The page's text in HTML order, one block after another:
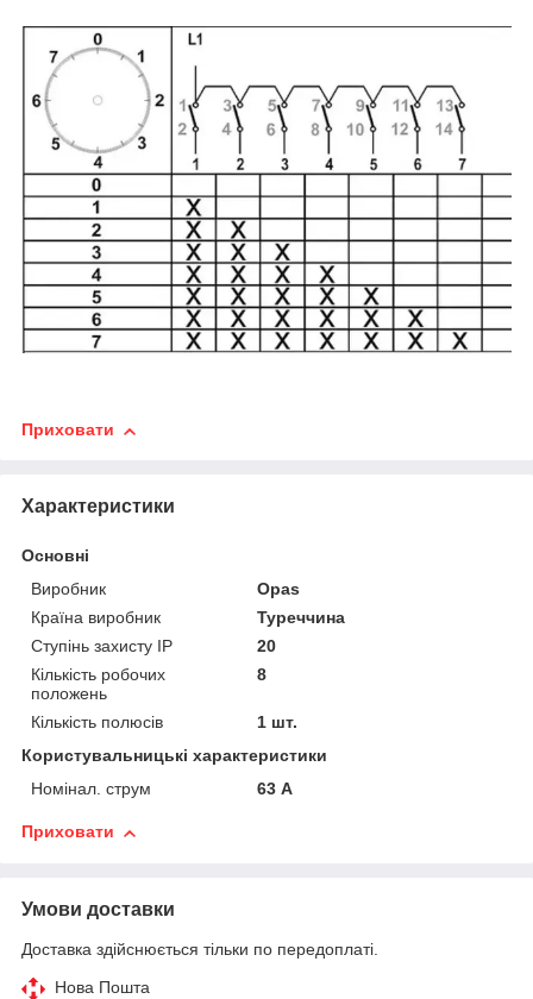
Приховати
Характеристики
Основні
Виробник
Opas
Країна виробник
Туреччина
Ступінь захисту IP
20
Кількість робочих
положень
8
Кількість полюсів
1 шт.
Користувальницькі характеристики
Номінал. струм
63 А
Приховати
Умови доставки
Доставка здійснюється тільки по передоплаті.
Нова Пошта